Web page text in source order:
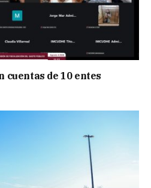
cuentas de 10 entes